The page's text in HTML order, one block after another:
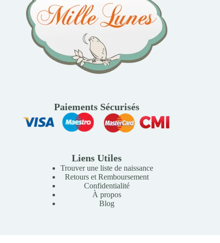
Paiements Sécurisés
Liens Utiles
Trouver une liste de naissance
Retours et Remboursement
Confidentialité
À propos
Blog